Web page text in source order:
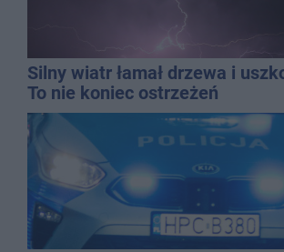
Silny wiatr łamał drzewa i
To nie koniec ostrzeżeń